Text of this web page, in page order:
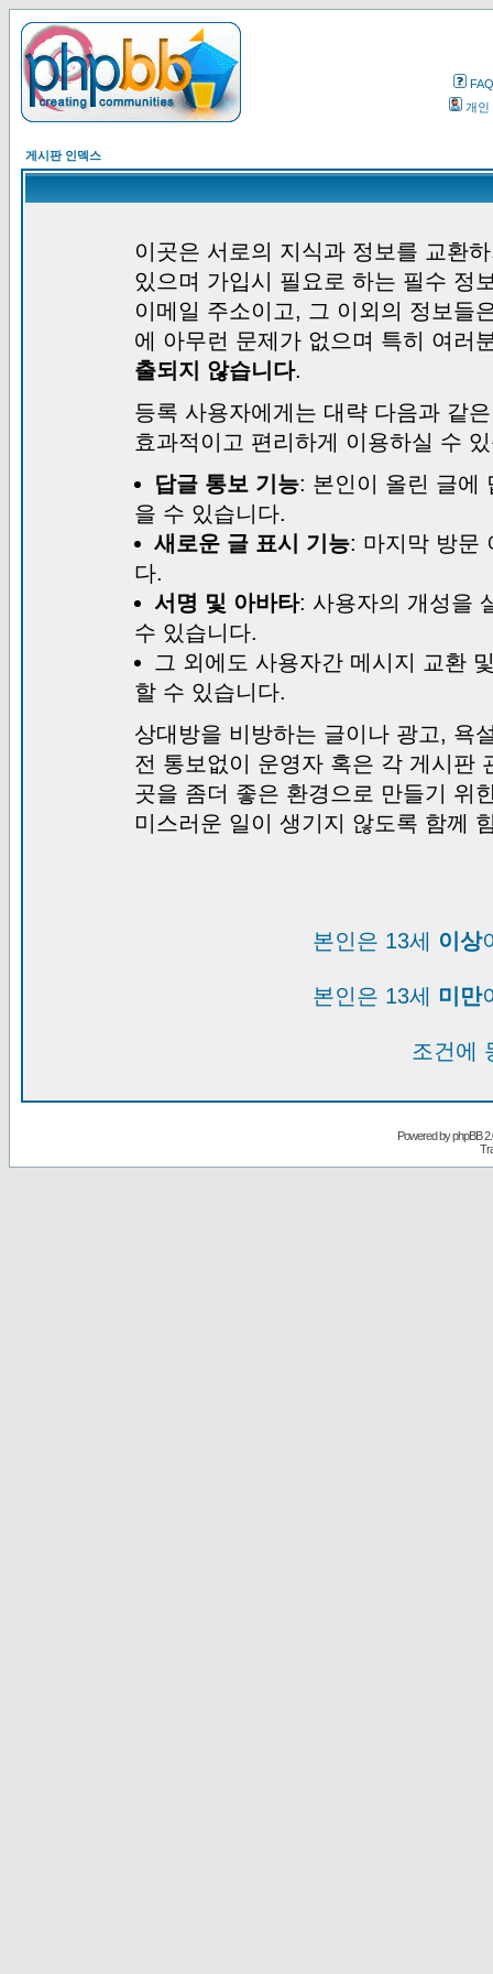
FAQ
개인
게시판 인덱스
이곳은 서로의 지식과 정보를 교환
있으며 가입시 필요로 하는 필수 정
이메일 주소이고, 그 이외의 정보들
에 아무런 문제가 없으며 특히 여러
출되지 않습니다.
등록 사용자에게는 대략 다음과 같
효과적이고 편리하게 이용하실 수
답글 통보 기능: 본인이 올린 글에
을 수 있습니다.
새로운 글 표시 기능: 마지막 방문
다.
서명 및 아바타: 사용자의 개성을
수 있습니다.
그 외에도 사용자간 메시지 교환
할 수 있습니다.
상대방을 비방하는 글이나 광고, 욕
전 통보없이 운영자 혹은 각 게시판
곳을 좀더 좋은 환경으로 만들기 위
미스러운 일이 생기지 않도록 함께
본인은 13세 이상
본인은 13세 미만
조건에
Powered byphpBB